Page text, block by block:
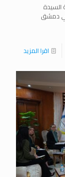
برئاسة السيدة
في دمشق
اقرا المزيد